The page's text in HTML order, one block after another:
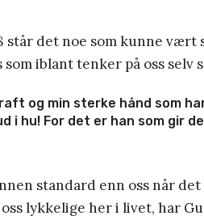
står det noe som kunne vært
iblant tenker på oss selv
og min sterke hånd som
i hu! For det er han som gir
standard enn oss når
lykkelige her i livet, har